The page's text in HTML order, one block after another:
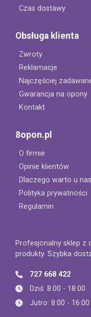
· Czas dostawy
Obsługa klienta
· Zwroty
· Reklamacje
· Najczęściej
· Gwarancja na opony
· Kontakt
8opon.pl
· O firmie
· Opinie klientów
· Dlaczego warto u
· Polityka prywatności
· Regulamin
Profesjonalny sklep z
produkty. Szybka
727 668 422
Dziś: 8:00 - 18:00
Jutro: 8:00 - 16:00